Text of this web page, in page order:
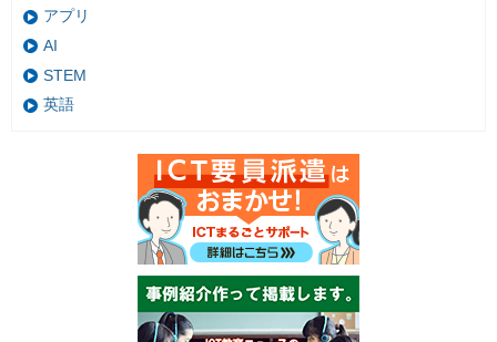
アプリ
AI
STEM
英語